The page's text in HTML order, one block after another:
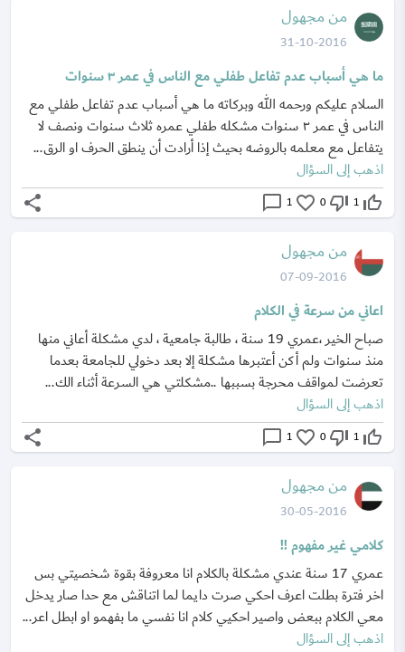
من مجهول
31-10-2016
ما هي أسباب عدم تفاعل طفلي مع الناس في عمر ٣ سنوات
السلام عليكم ورحمه الله وبركاته ما هي أسباب عدم تفاعل طفلي مع
الناس في عمر ٣ سنوات مشكله طفلي عمره ثلاث سنوات ونصف لا
يتفاعل مع معلمه بالروضه بحيث إذا أرادت أن ينطق الحرف او الرق...
اذهب إلى السؤال
thumb_up_off_alt
1
thumb_down_off_alt
0
favorite_border
1
chat_bubble_outline
share
من مجهول
07-09-2016
اعاني من سرعة في الكلام
صباح الخير ،عمري 19 سنة ، طالبة جامعية ، لدي مشكلة أعاني منها
منذ سنوات ولم أكن أعتبرها مشكلة إلا بعد دخولي للجامعة بعدما
تعرضت لمواقف محرجة بسببها ..مشكلتي هي السرعة أثناء الك...
اذهب إلى السؤال
thumb_up_off_alt
1
thumb_down_off_alt
0
favorite_border
1
chat_bubble_outline
share
من مجهول
30-05-2016
كلامي غير مفهوم !!
عمري 17 سنة عندي مشكلة بالكلام انا معروفة بقوة شخصيتي بس
اخر فترة بطلت اعرف احكي صرت دايما لما اتناقش مع حدا صار يدخل
معي الكلام ببعض واصير احكيي كلام انا نفسي ما بفهمو او ابطل اعر...
اذهب إلى السؤال